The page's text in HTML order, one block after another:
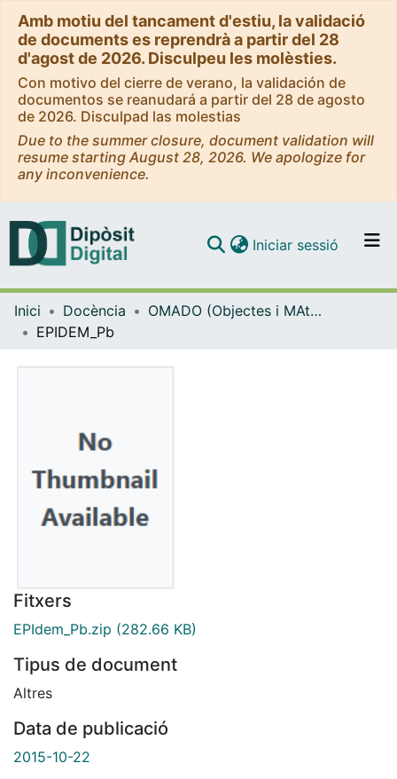
Amb motiu del tancament d'estiu, la validació
de documents es reprendrà a partir del 28
d'agost de 2026. Disculpeu les molèsties.
Con motivo del cierre de verano, la validación de
documentos se reanudará a partir del 28 de agosto
de 2026. Disculpad las molestias
Due to the summer closure, document validation will
resume starting August 28, 2026. We apologize for
any inconvenience.
Navega per tot el DD
Iniciar sessió (current)
Inici Docència
OMADO (Objectes i MAterials DOcents)
EPIDEM_Pb
Fitxers
EPIdem_Pb.zip (282.66 KB)
Tipus de document
Altres
Data de publicació
2015-10-22